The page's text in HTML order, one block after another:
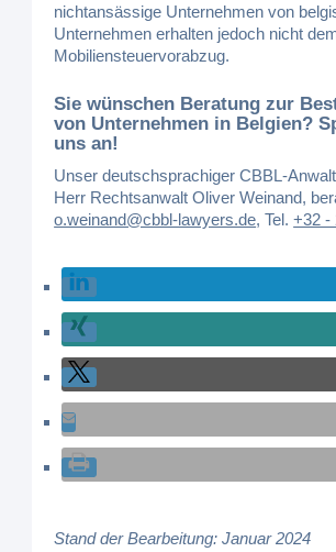
nichtansässige Unternehmen von
Unternehmen erhalten jedoch nicht
Mobiliensteuervorabzug.
Sie wünschen Beratung zur
von Unternehmen in Belgien?
uns an!
Unser deutschsprachiger CBBL-
Herr Rechtsanwalt Oliver Weinand,
o.weinand@cbbl-lawyers.de,Tel.+32 -
Stand der Bearbeitung: Januar 2024